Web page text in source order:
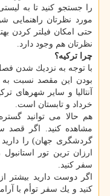
را جستجو كنید تا به
مورد نظرتان راهنمایی
حتی امكان فیلتر كردن
نظرتان هم وجود دارد.
چرا تركیه؟
با توجه به نزدیك شدن
بودن این مقصد نسبت به
آنتالیا و سایر شهرهای
خرداد و تابستان است.
هم حالا می توانید
گردشگری جهان) را دارید
ارزان ترین تور
سفر كنید.
كنید و یك سفر توأم با